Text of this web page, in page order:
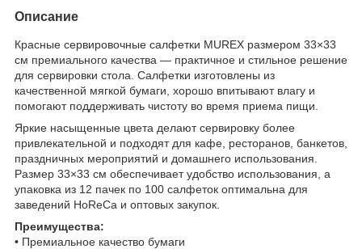
Описание
Красные сервировочные салфетки MUREX размером 33×33
см премиального качества — практичное и стильное решение
для сервировки стола. Салфетки изготовлены из
качественной мягкой бумаги, хорошо впитывают влагу и
помогают поддерживать чистоту во время приема пищи.
Яркие насыщенные цвета делают сервировку более
привлекательной и подходят для кафе, ресторанов, банкетов,
праздничных мероприятий и домашнего использования.
Размер 33×33 см обеспечивает удобство использования, а
упаковка из 12 пачек по 100 салфеток оптимальна для
заведений HoReCa и оптовых закупок.
Преимущества:
• Премиальное качество бумаги